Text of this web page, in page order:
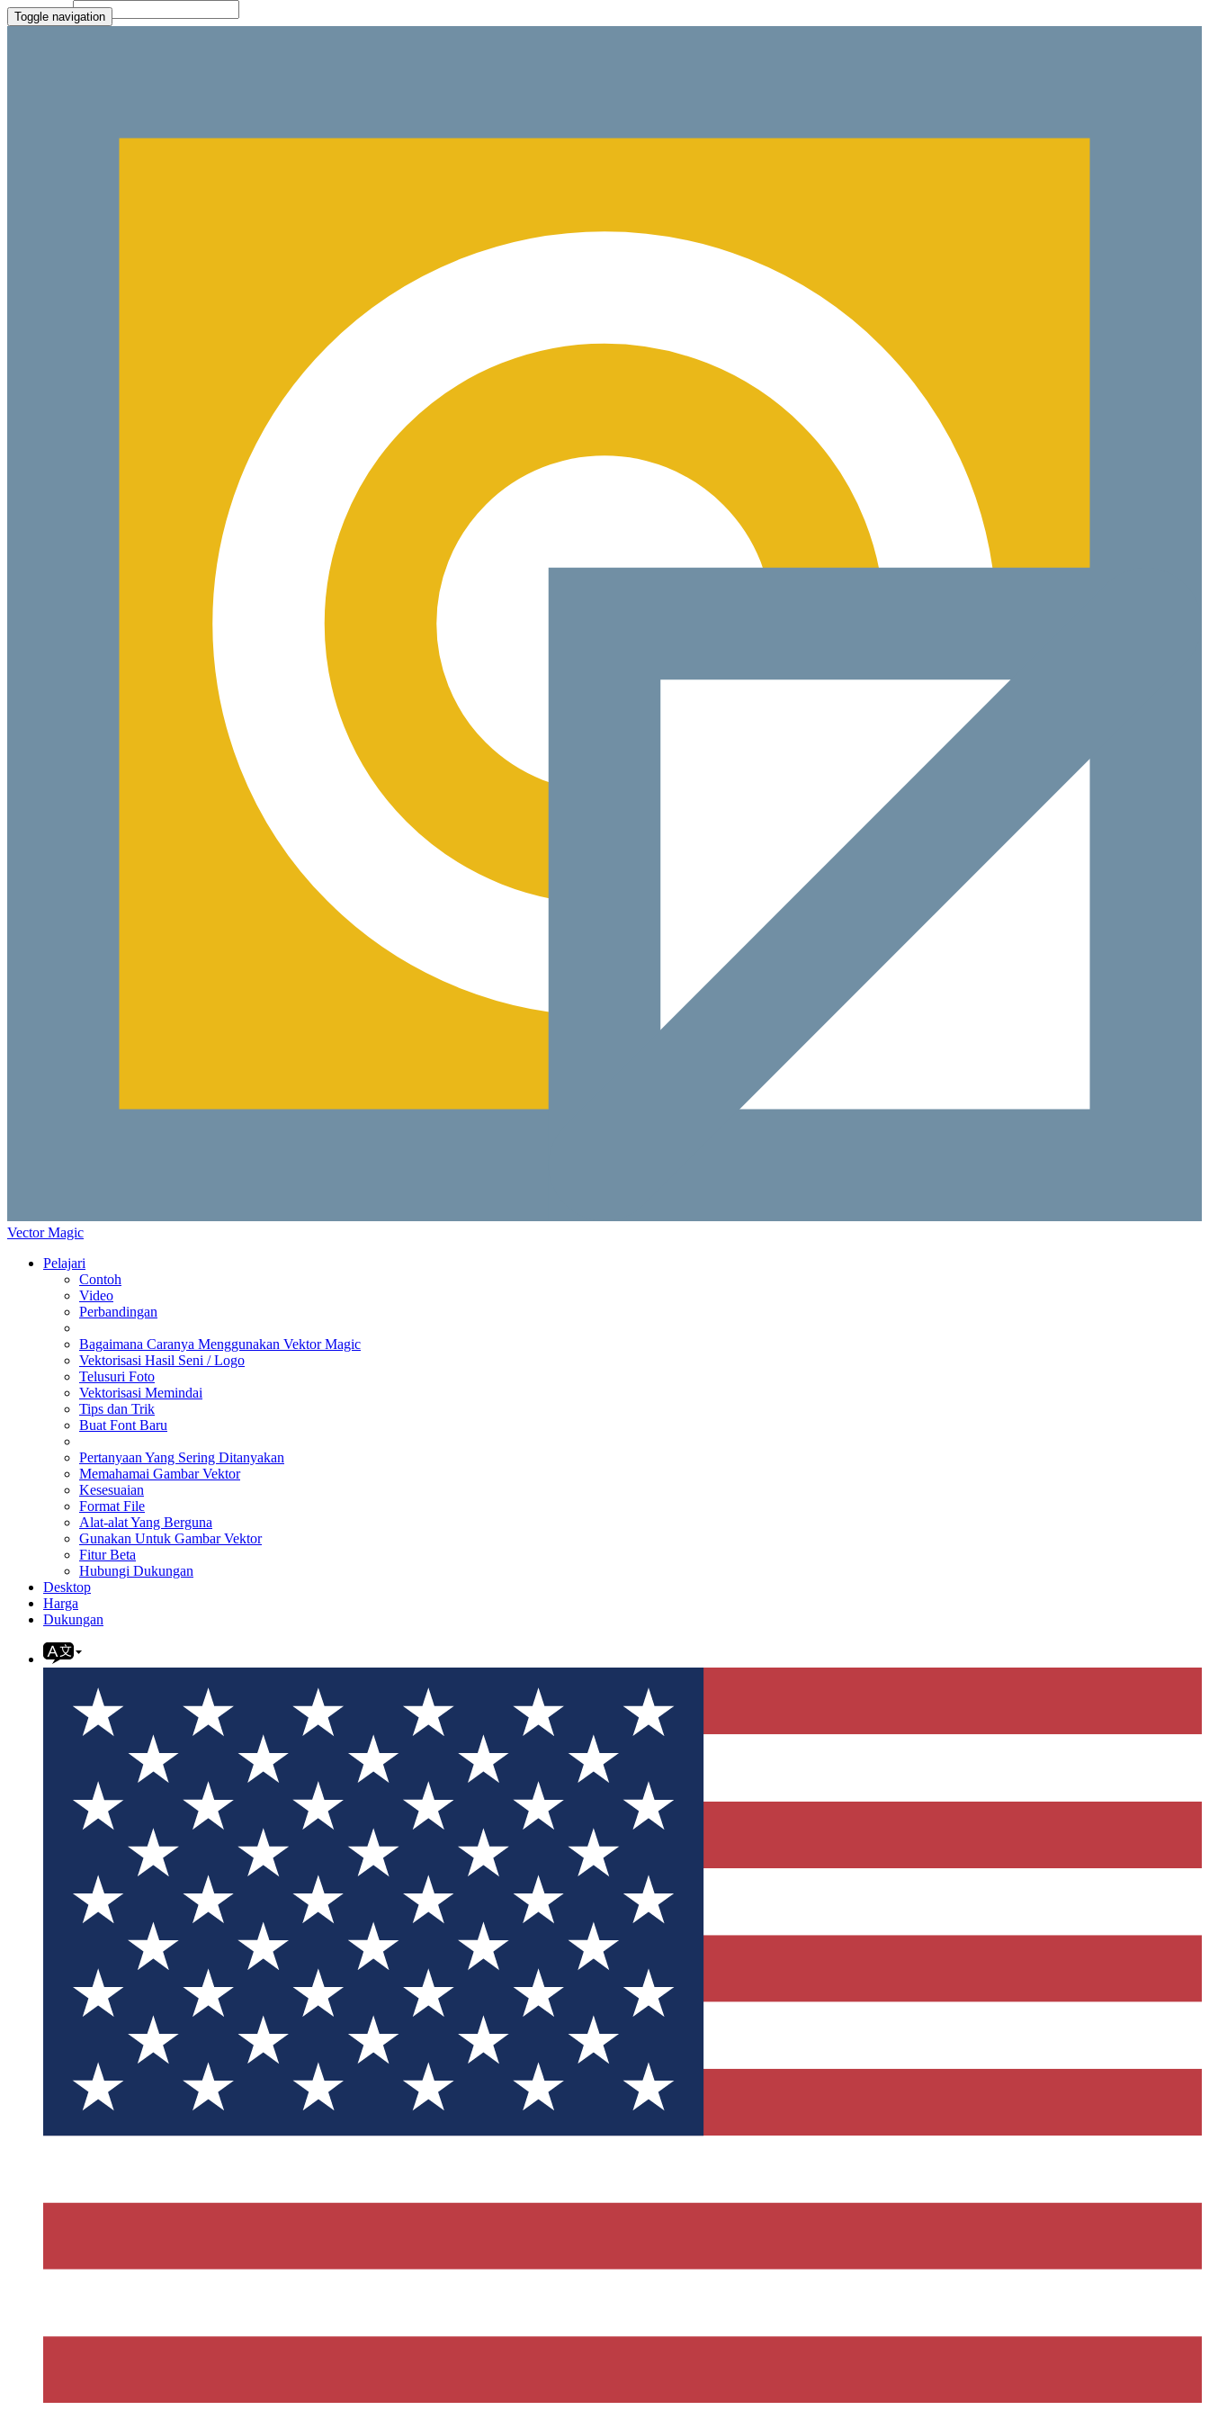
Toggle navigation
Vector Magic
Pelajari
Contoh
Video
Perbandingan
Bagaimana Caranya Menggunakan Vektor Magic
Vektorisasi Hasil Seni / Logo
Telusuri Foto
Vektorisasi Memindai
Tips dan Trik
Buat Font Baru
Pertanyaan Yang Sering Ditanyakan
Memahamai Gambar Vektor
Kesesuaian
Format File
Alat-alat Yang Berguna
Gunakan Untuk Gambar Vektor
Fitur Beta
Hubungi Dukungan
Desktop
Harga
Dukungan
Paste Target